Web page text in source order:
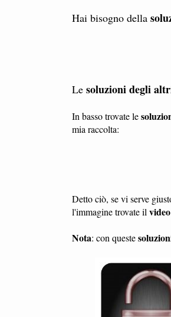
Hai bisogno della
Le soluzioni degli
In basso trovate le
mia raccolta:
Detto ciò, se vi serve
l'immagine trovate il
Nota: con queste